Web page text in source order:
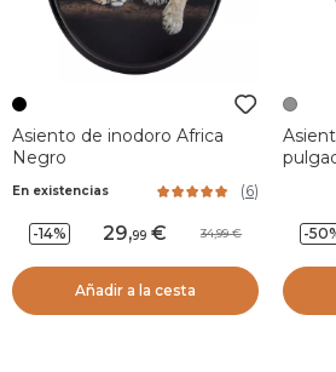
Asiento de inodoro Africa
Negro
En existencias (6)
-14% 29,99 34,99
Añadir a la cesta
-